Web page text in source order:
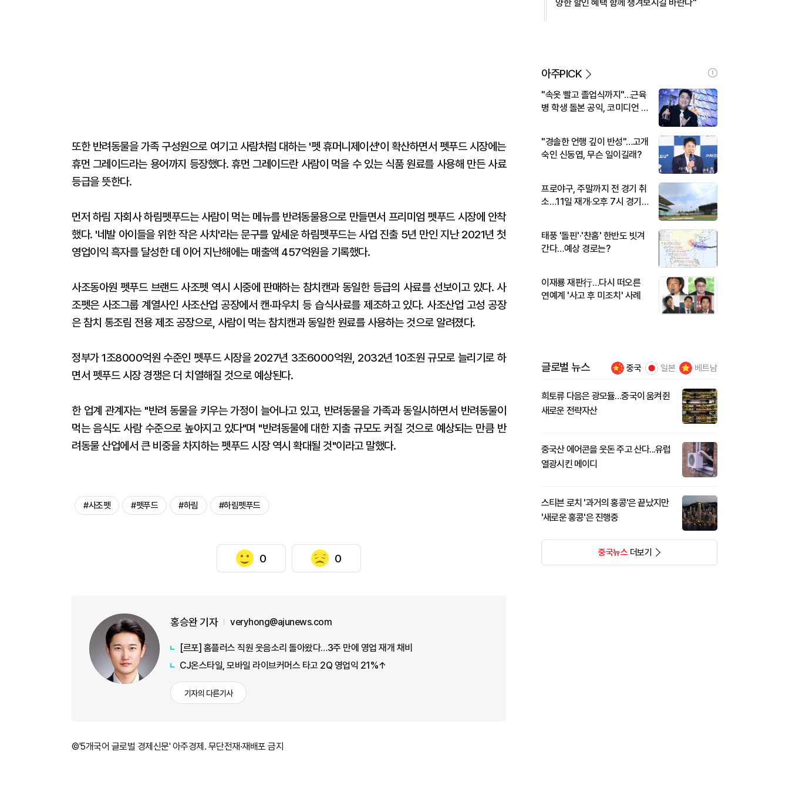
또한 반려동물을 가족 구성원으로 여기고 사람처럼 대하는 '펫 휴머니제이션'이 확산하면서 펫푸드 시장에는
휴먼 그레이드라는 용어까지 등장했다. 휴먼 그레이드란 사람이 먹을 수 있는 식품 원료를 사용해 만든 사료
등급을 뜻한다.
먼저 하림 자회사 하림펫푸드는 사람이 먹는 메뉴를 반려동물용으로 만들면서 프리미엄 펫푸드 시장에 안착
했다. '네발 아이들을 위한 작은 사치'라는 문구를 앞세운 하림펫푸드는 사업 진출 5년 만인 지난 2021년 첫
영업이익 흑자를 달성한 데 이어 지난해에는 매출액 457억원을 기록했다.
사조동아원 펫푸드 브랜드 사조펫 역시 시중에 판매하는 참치캔과 동일한 등급의 사료를 선보이고 있다. 사
조펫은 사조그룹 계열사인 사조산업 공장에서 캔·파우치 등 습식사료를 제조하고 있다. 사조산업 고성 공장
은 참치 통조림 전용 제조 공장으로, 사람이 먹는 참치캔과 동일한 원료를 사용하는 것으로 알려졌다.
정부가 1조8000억원 수준인 펫푸드 시장을 2027년 3조6000억원, 2032년 10조원 규모로 늘리기로 하
면서 펫푸드 시장 경쟁은 더 치열해질 것으로 예상된다.
한 업계 관계자는 "반려 동물을 키우는 가정이 늘어나고 있고, 반려동물을 가족과 동일시하면서 반려동물이
먹는 음식도 사람 수준으로 높아지고 있다"며 "반려동물에 대한 지출 규모도 커질 것으로 예상되는 만큼 반
려동물 산업에서 큰 비중을 차지하는 펫푸드 시장 역시 확대될 것"이라고 말했다.
#사조펫 #펫푸드 #하림 #하림펫푸드
0 0
홍승완 기자 veryhong@ajunews.com
[르포] 홈플러스 직원 웃음소리 돌아왔다…3주 만에 영업 재개 채비
CJ온스타일, 모바일 라이브커머스 타고 2Q 영업익 21%↑
기자의 다른기사
©'5개국어 글로벌 경제신문' 아주경제. 무단전재·재배포 금지
양한 할인 혜택 함께 챙겨보시길 바란다"
아주PICK
"속옷 빨고 졸업식까지"…근육
병 학생 돌본 공익, 코미디언 김
"경솔한 언행 깊이 반성"…고개
숙인 신동엽, 무슨 일이길래?
프로야구, 주말까지 전 경기 취
소…11일 재개·오후 7시 경기
태풍 '돌핀'·'찬홈' 한반도 빗겨
간다…예상 경로는?
이재룡 재판行…다시 떠오른
연예계 '사고 후 미조치' 사례
글로벌 뉴스 중국 일본 베트남
희토류 다음은 광모듈…중국이 움켜쥔
새로운 전략자산
중국산 에어콘을 웃돈 주고 산다...유럽
열광시킨 메이디
스티븐 로치 '과거의 홍콩'은 끝났지만
'새로운 홍콩'은 진행중
중국뉴스더보기